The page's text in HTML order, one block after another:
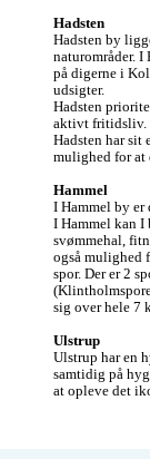
Hadsten
Hadsten by
naturområder. I
på digerne i
udsigter.
Hadsten
aktivt fritidsliv.
Hadsten har sit
mulighed for at
Hammel
I Hammel by
I Hammel kan I
svømmehal,
også mulighed
spor. Der er 2
sig over hele 7
Ulstrup
Ulstrup har en
samtidig på
at opleve det